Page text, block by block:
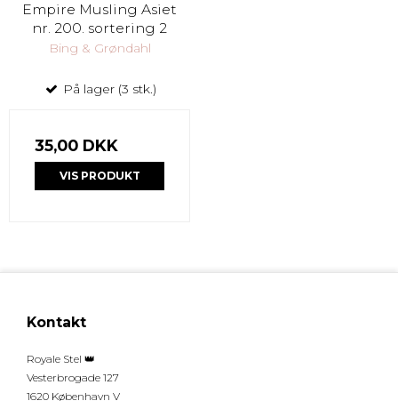
Empire Musling Asiet
nr. 200. sortering 2
Bing & Grøndahl
På lager (3 stk.)
35,00 DKK
VIS PRODUKT
Kontakt
Royale Stel 👑
Vesterbrogade 127
1620 København V